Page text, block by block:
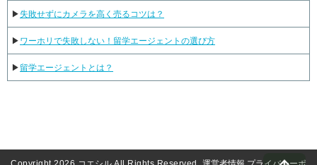
▶ 失敗せずにカメラを高く売るコツは？
▶ ワーホリで失敗しない！留学エージェントの選び方
▶ 留学エージェントとは？